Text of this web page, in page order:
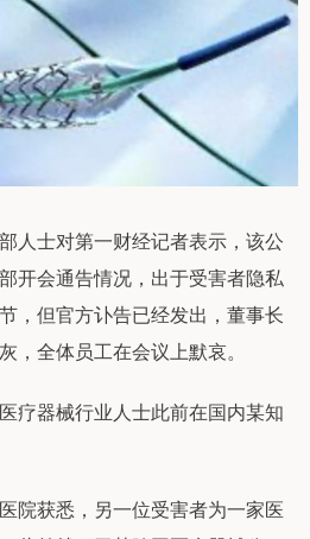
士对第一财经记者表示，该公
开会通告情况，出于受害者隐私
，但官方讣告已经发出，董事长
，全体员工在会议上默哀。
器械行业人士此前在国内某知
获悉，另一位受害者为一家医